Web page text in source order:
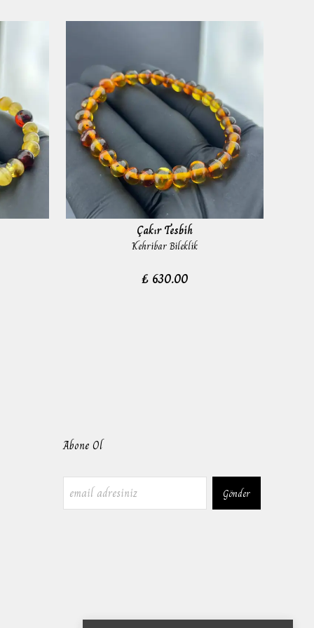
Çakır Tesbih
Kehribar Bileklik
₺ 630.00
Abone Ol
Gönder